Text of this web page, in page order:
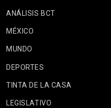
ANÁLISIS BCT
MÉXICO
MUNDO
DEPORTES
TINTA DE LA CASA
LEGISLATIVO